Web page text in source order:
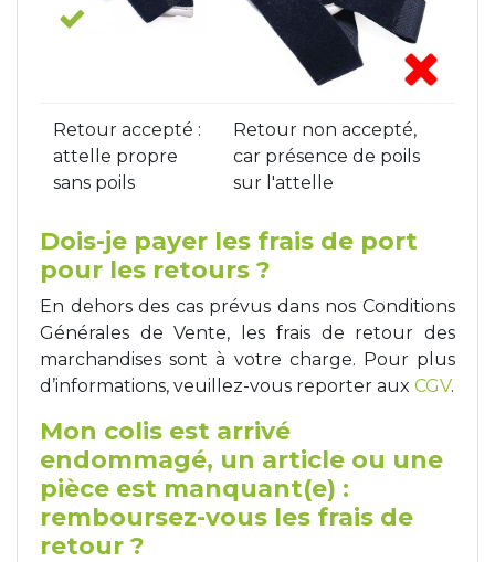
Retour accepté :
attelle propre
sans poils
Retour non accepté,
car présence de poils
sur l'attelle
Dois-je payer les frais de port
pour les retours ?
En dehors des cas prévus dans nos Conditions
Générales de Vente, les frais de retour des
marchandises sont à votre charge. Pour plus
d’informations, veuillez-vous reporter aux CGV.
Mon colis est arrivé
endommagé, un article ou une
pièce est manquant(e) :
remboursez-vous les frais de
retour ?